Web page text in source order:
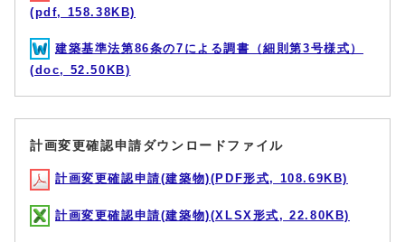
(pdf, 158.38KB)
建築基準法第86条の7による調書（細則第3号様式）
(doc, 52.50KB)
計画変更確認申請ダウンロードファイル
計画変更確認申請(建築物)(PDF形式, 108.69KB)
計画変更確認申請(建築物)(XLSX形式, 22.80KB)